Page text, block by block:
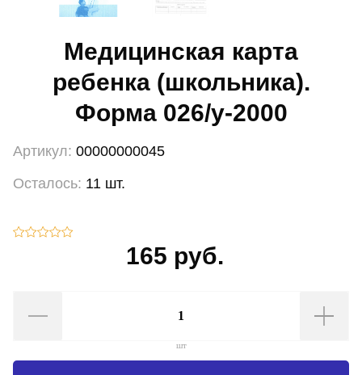
Медицинская карта
ребенка (школьника).
Форма 026/у-2000
Артикул: 00000000045
Осталось: 11 шт.
165 руб.
шт